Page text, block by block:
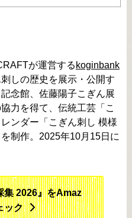
が運営する koginbank
しの歴史を展示・公開す
念館、佐藤陽子こぎん展
力を得て、伝統工芸「こ
ンダー「こぎん刺し 模様
制作。2025年10月15日に
集 2026』をAmaz
ック